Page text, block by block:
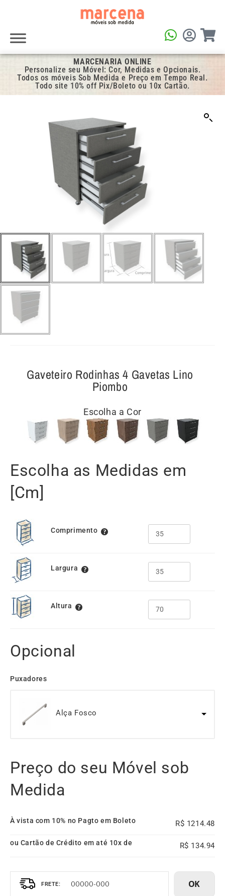
MARCENARIA ONLINE
Personalize seu Móvel: Cor, Medidas e Opcionais.
Todos os móveis Sob Medida e Preço em Tempo Real.
Todo site 10% off Pix/Boleto ou 10x Cartão.
Gaveteiro Rodinhas 4 Gavetas Lino
Piombo
Escolha a Cor
Escolha as Medidas em
[Cm]
Comprimento
Largura
Altura
Opcional
Puxadores
Alça Fosco
Preço do seu Móvel sob
Medida
À vista com 10% no Pagto em Boleto 1214.48
ou Cartão de Crédito em até 10x de 134.94
OK